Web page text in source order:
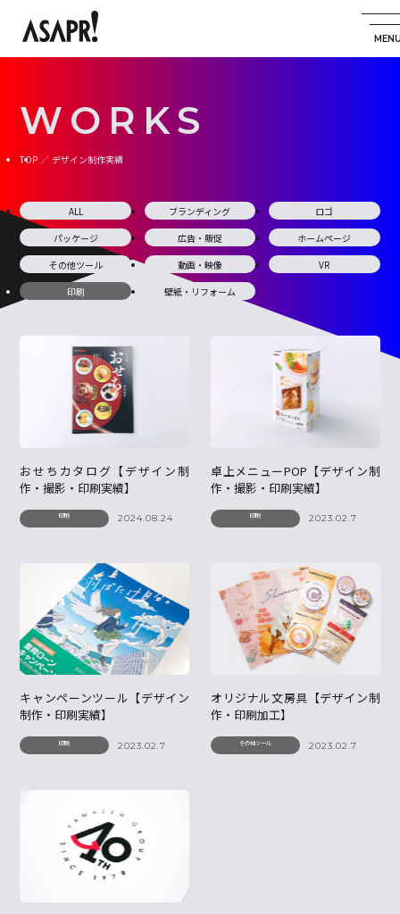
WORKS
TOP デザイン制作実績
ALL ブランディング
ロゴ
パッケージ
広告・販促
ホームページ
その他ツール
動画・映像
VR
印刷
壁紙・リフォーム
おせちカタログ【デザイン制
作・撮影・印刷実績】
印刷 2024.08.24
卓上メニューPOP【デザイン制
作・撮影・印刷実績】
印刷 2023.02.7
キャンペーンツール【デザイン
制作・印刷実績】
印刷 2023.02.7
オリジナル文房具【デザイン制
作・印刷加工】
その他ツール 2023.02.7